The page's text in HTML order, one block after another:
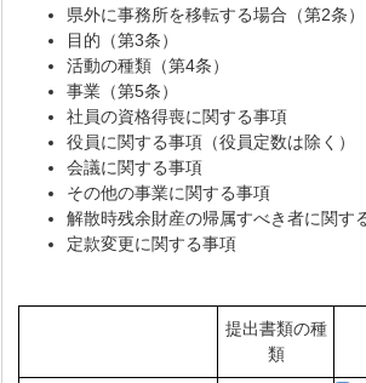
県外に事務所を移転する場合（第2条）
目的（第3条）
活動の種類（第4条）
事業（第5条）
社員の資格得喪に関する事項
役員に関する事項（役員定数は除く）
会議に関する事項
その他の事業に関する事項
解散時残余財産の帰属すべき者に関す
定款変更に関する事項
提出書類の種
類